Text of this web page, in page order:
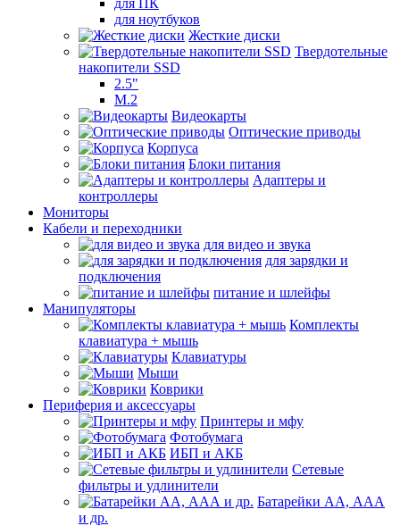
для ПК
для ноутбуков
Жесткие диски
Твердотельные
накопители SSD
2.5"
M.2
Видеокарты
Оптические приводы
Корпуса
Блоки питания
Адаптеры и
контроллеры
Мониторы
Кабели и переходники
для видео и звука
для зарядки и
подключения
питание и шлейфы
Манипуляторы
Комплекты
клавиатура + мышь
Клавиатуры
Мыши
Коврики
Периферия и аксессуары
Принтеры и мфу
Фотобумага
ИБП и АКБ
Сетевые
фильтры и удлинители
Батарейки АА, ААА
и др.